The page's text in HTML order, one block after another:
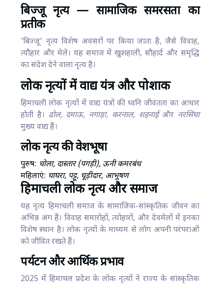
बिज्जू नृत्य — सामाजिक समरसता का
प्रतीक
‘बिज्जू’ नृत्य विशेष अवसरों पर किया जाता है, जैसे विवाह,
त्यौहार और मेले। यह समाज में खुशहाली, सौहार्द और समृद्धि
का संदेश देने वाला नृत्य है।
लोक नृत्यों में वाद्य यंत्र और पोशाक
हिमाचली लोक नृत्यों में वाद्य यंत्रों की ध्वनि जीवंतता का आधार
होती है। ढोल, दमाऊ, नगाड़ा, करनाल, शहनाईऔर नरसिंघा
मुख्य वाद्य हैं।
लोक नृत्य की वेशभूषा
पुरुष: चोला, दास्तार (पगड़ी), ऊनी कमरबंध
महिलाएं: घाघरा, पट्टू, चूड़ीदार, आभूषण
हिमाचली लोक नृत्य और समाज
यह नृत्य हिमाचली समाज के सामाजिक-सांस्कृतिक जीवन का
अभिन्न अंग हैं। विवाह समारोहों, त्योहारों, और देवमेलों में इनका
विशेष स्थान है। लोक नृत्यों के माध्यम से लोग अपनी परंपराओं
को जीवित रखते हैं।
पर्यटन और आर्थिक प्रभाव
2025 में हिमाचल प्रदेश के लोक नृत्यों ने राज्य के सांस्कृतिक